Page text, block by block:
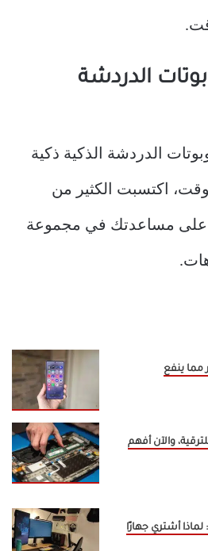
الدردشة
الدردشة الذكية ذكية
اكتسبت الكثير من
على مساعدتك في مجموعة
مما ينفع
والآن أفهم
لماذا أشتري جهازًا